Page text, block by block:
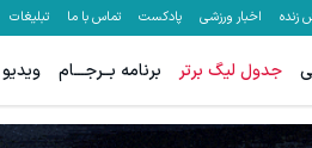
زنده اخبار ورزشی پادکست تماس با ما تبلیغات
جدول لیگ برتر برنامه بــرجـــام ویدیو